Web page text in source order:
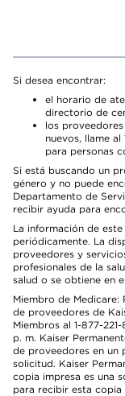
Si desea encontrar:
el horario de
directorio de
los
nuevos, llame
para personas
Si está buscando un
género y no puede
Departamento de
recibir ayuda para
La información de
periódicamente. La
proveedores y
profesionales de la
salud o se obtiene en
Miembro de
de proveedores de
Miembros al 1-877-
p. m. Kaiser
de proveedores en un
solicitud. Kaiser
copia impresa es una
para recibir esta copia